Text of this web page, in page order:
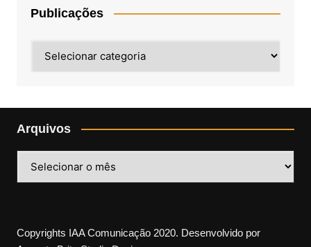
Publicações
Arquivos
Copyrights IAA Comunicação 2020. Desenvolvido por